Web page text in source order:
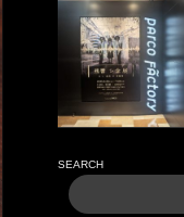
SEARCH